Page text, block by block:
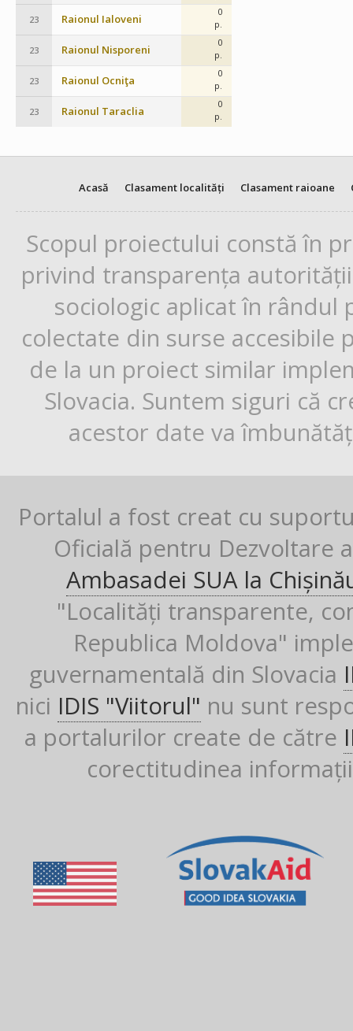
23 Raionul Ialoveni
0
p.
23 Raionul Nisporeni
0
p.
23 Raionul Ocniţa
0
p.
23 Raionul Taraclia
0
p.
Acasă Clasament localități Clasament raioane
Scopul proiectului constă în
privind transparența
sociologic aplicat în rândul
colectate din surse
de la un proiect similar
Slovacia. Suntem siguri că
acestor date va
Portalul a fost creat cu
Oficială pentru Dezvoltare
Ambasadei SUA la
"Localități transparente,
Republica Moldova"
guvernamentală din Slovacia
nici IDIS "Viitorul" nu sunt
a portalurilor create de către
corectitudinea